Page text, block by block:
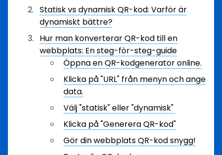
Statisk vs dynamisk QR-kod: Varför är
dynamiskt bättre?
Hur man konverterar QR-kod till en
webbplats: En steg-för-steg-guide
Öppna en QR-kodgenerator online.
Klicka på "URL" från menyn och ange
data.
Välj "statisk" eller "dynamisk"
Klicka på "Generera QR-kod"
Gör din webbplats QR-kod snygg!